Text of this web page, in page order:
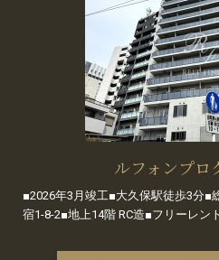
ルフォンプロ
■2026年3月竣工■大久保駅徒歩3分■
宿1-8-2■地上14階 RC造■フリーレン